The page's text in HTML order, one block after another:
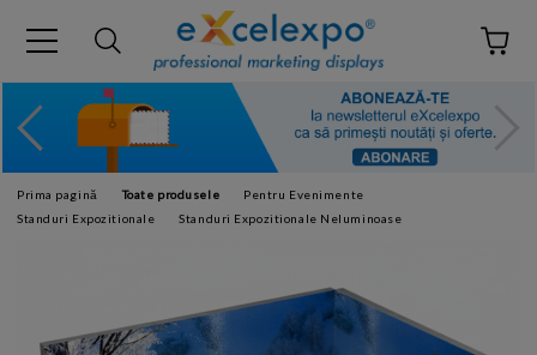
Prima pagină Toate produsele
Pentru Evenimente
Standuri Expozitionale
Standuri Expozitionale Neluminoase